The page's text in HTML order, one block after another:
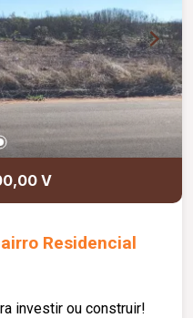
V
Residencial
investir ou construir!